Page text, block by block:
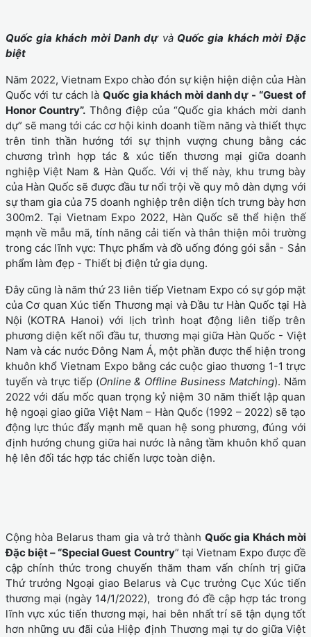
Quốc gia khách mời Danh dự vàQuốc gia khách mời Đặc
biệt
Năm 2022, Vietnam Expo chào đón sự kiện hiện diện của Hàn
Quốc với tư cách là Quốc gia khách mời danh dự - “Guest of
Honor Country”. Thông điệp của “Quốc gia khách mời danh
dự” sẽ mang tới các cơ hội kinh doanh tiềm năng và thiết thực
trên tinh thần hướng tới sự thịnh vượng chung bằng các
chương trình hợp tác & xúc tiến thương mại giữa doanh
nghiệp Việt Nam & Hàn Quốc. Với vị thế này, khu trưng bày
của Hàn Quốc sẽ được đầu tư nổi trội về quy mô dàn dựng với
sự tham gia của 75 doanh nghiệp trên diện tích trưng bày hơn
300m2. Tại Vietnam Expo 2022, Hàn Quốc sẽ thể hiện thế
mạnh về mẫu mã, tính năng cải tiến và thân thiện môi trường
trong các lĩnh vực: Thực phẩm và đồ uống đóng gói sẵn - Sản
phẩm làm đẹp - Thiết bị điện tử gia dụng.
Đây cũng là năm thứ 23 liên tiếp Vietnam Expo có sự góp mặt
của Cơ quan Xúc tiến Thương mại và Đầu tư Hàn Quốc tại Hà
Nội (KOTRA Hanoi) với lịch trình hoạt động liên tiếp trên
phương diện kết nối đầu tư, thương mại giữa Hàn Quốc - Việt
Nam và các nước Đông Nam Á, một phần được thể hiện trong
khuôn khổ Vietnam Expo bằng các cuộc giao thương 1-1 trực
tuyến và trực tiếp (Online & Offline Business Matching). Năm
2022 với dấu mốc quan trọng kỷ niệm 30 năm thiết lập quan
hệ ngoại giao giữa Việt Nam – Hàn Quốc (1992 – 2022) sẽ tạo
động lực thúc đẩy mạnh mẽ quan hệ song phương, đúng với
định hướng chung giữa hai nước là nâng tầm khuôn khổ quan
hệ lên đối tác hợp tác chiến lược toàn diện.
Cộng hòa Belarus tham gia và trở thành Quốc gia Khách mời
Đặc biệt – “Special Guest Country” tại Vietnam Expo được đề
cập chính thức trong chuyến thăm tham vấn chính trị giữa
Thứ trưởng Ngoại giao Belarus và Cục trưởng Cục Xúc tiến
thương mại (ngày 14/1/2022), trong đó đề cập hợp tác trong
lĩnh vực xúc tiến thương mại, hai bên nhất trí sẽ tận dụng tốt
hơn những ưu đãi của Hiệp định Thương mại tự do giữa Việt